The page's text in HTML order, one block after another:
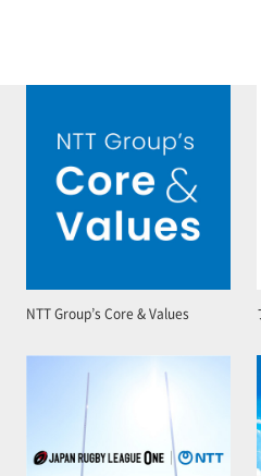
NTT Group’s Core & Values